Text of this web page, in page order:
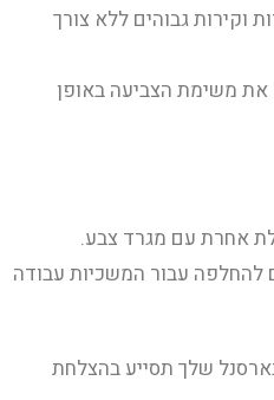
וקירות גבוהים ללא צורך
את משימת הצביעה באופן
אחרת עם מגרד צבע.
להחלפה עבור המשכיות עבודה
שלך תסייע בהצלחת